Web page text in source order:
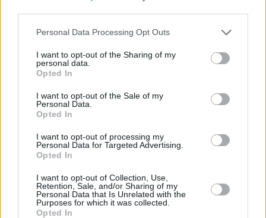
Personal Data Processing Opt Outs
I want to opt-out of the Sharing of my
personal data.
Opted In
I want to opt-out of the Sale of my
Personal Data.
Opted In
I want to opt-out of processing my
Personal Data for Targeted Advertising.
Opted In
I want to opt-out of Collection, Use,
Retention, Sale, and/or Sharing of my
Personal Data that Is Unrelated with the
Purposes for which it was collected.
Opted In
Ηλεία: Αυτός είναι ο δολοφόνος της 11χρονης
– Θα γίνει πατέρας για 6η φορά
Δεν θα ανάψετε ποτέ ξανά: Δεν φαντάζεστε
από τι φτιάχνεται το φιδάκι για τα κουνούπια
Ηλεία: Συγκλονίζει η μητέρα της 11χρονης –
ζωντανό»
TAGS:
ΚΑΙΡΟΣ ΚΑΥΣΩΝΑΣ